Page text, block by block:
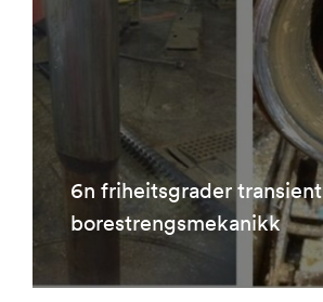
6n friheitsgrader transient
borestrengsmekanikk